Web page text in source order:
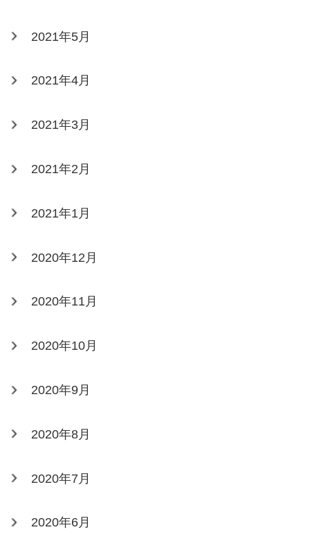
2021年5月
2021年4月
2021年3月
2021年2月
2021年1月
2020年12月
2020年11月
2020年10月
2020年9月
2020年8月
2020年7月
2020年6月